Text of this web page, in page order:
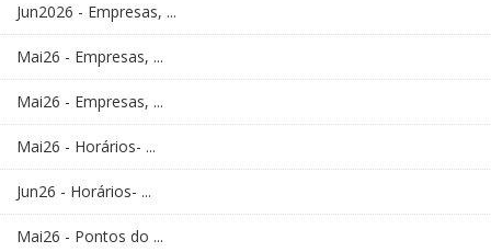
Jun2026 - Empresas, ...
Mai26 - Empresas, ...
Mai26 - Empresas, ...
Mai26 - Horários- ...
Jun26 - Horários- ...
Mai26 - Pontos do ...